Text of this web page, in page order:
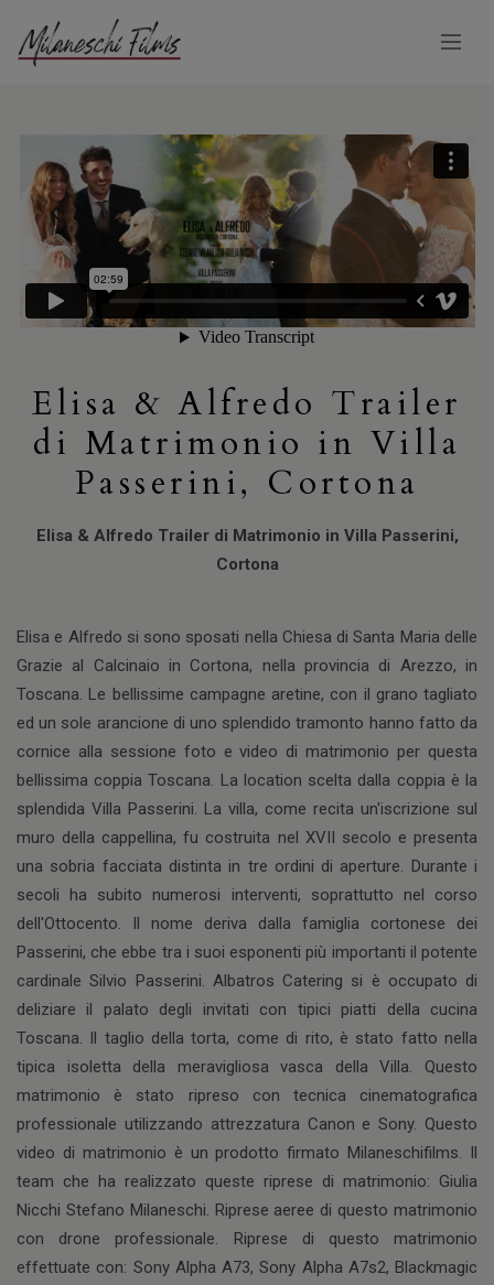
Elisa & Alfredo Trailer
di Matrimonio in Villa
Passerini, Cortona
Elisa & Alfredo Trailer di Matrimonio in Villa Passerini,
Cortona
Elisa e Alfredo si sono sposati nella Chiesa di Santa Maria delle
Grazie al Calcinaio in Cortona, nella provincia di Arezzo, in
Toscana. Le bellissime campagne aretine, con il grano tagliato
ed un sole arancione di uno splendido tramonto hanno fatto da
cornice alla sessione foto e video di matrimonio per questa
bellissima coppia Toscana. La location scelta dalla coppia è la
splendida Villa Passerini. La villa, come recita un'iscrizione sul
muro della cappellina, fu costruita nel XVII secolo e presenta
una sobria facciata distinta in tre ordini di aperture. Durante i
secoli ha subito numerosi interventi, soprattutto nel corso
dell'Ottocento. Il nome deriva dalla famiglia cortonese dei
Passerini, che ebbe tra i suoi esponenti più importanti il potente
cardinale Silvio Passerini. Albatros Catering si è occupato di
deliziare il palato degli invitati con tipici piatti della cucina
Toscana. Il taglio della torta, come di rito, è stato fatto nella
tipica isoletta della meravigliosa vasca della Villa. Questo
matrimonio è stato ripreso con tecnica cinematografica
professionale utilizzando attrezzatura Canon e Sony. Questo
video di matrimonio è un prodotto firmato Milaneschifilms. Il
team che ha realizzato queste riprese di matrimonio: Giulia
Nicchi Stefano Milaneschi. Riprese aeree di questo matrimonio
con drone professionale. Riprese di questo matrimonio
effettuate con: Sony Alpha A73, Sony Alpha A7s2, Blackmagic